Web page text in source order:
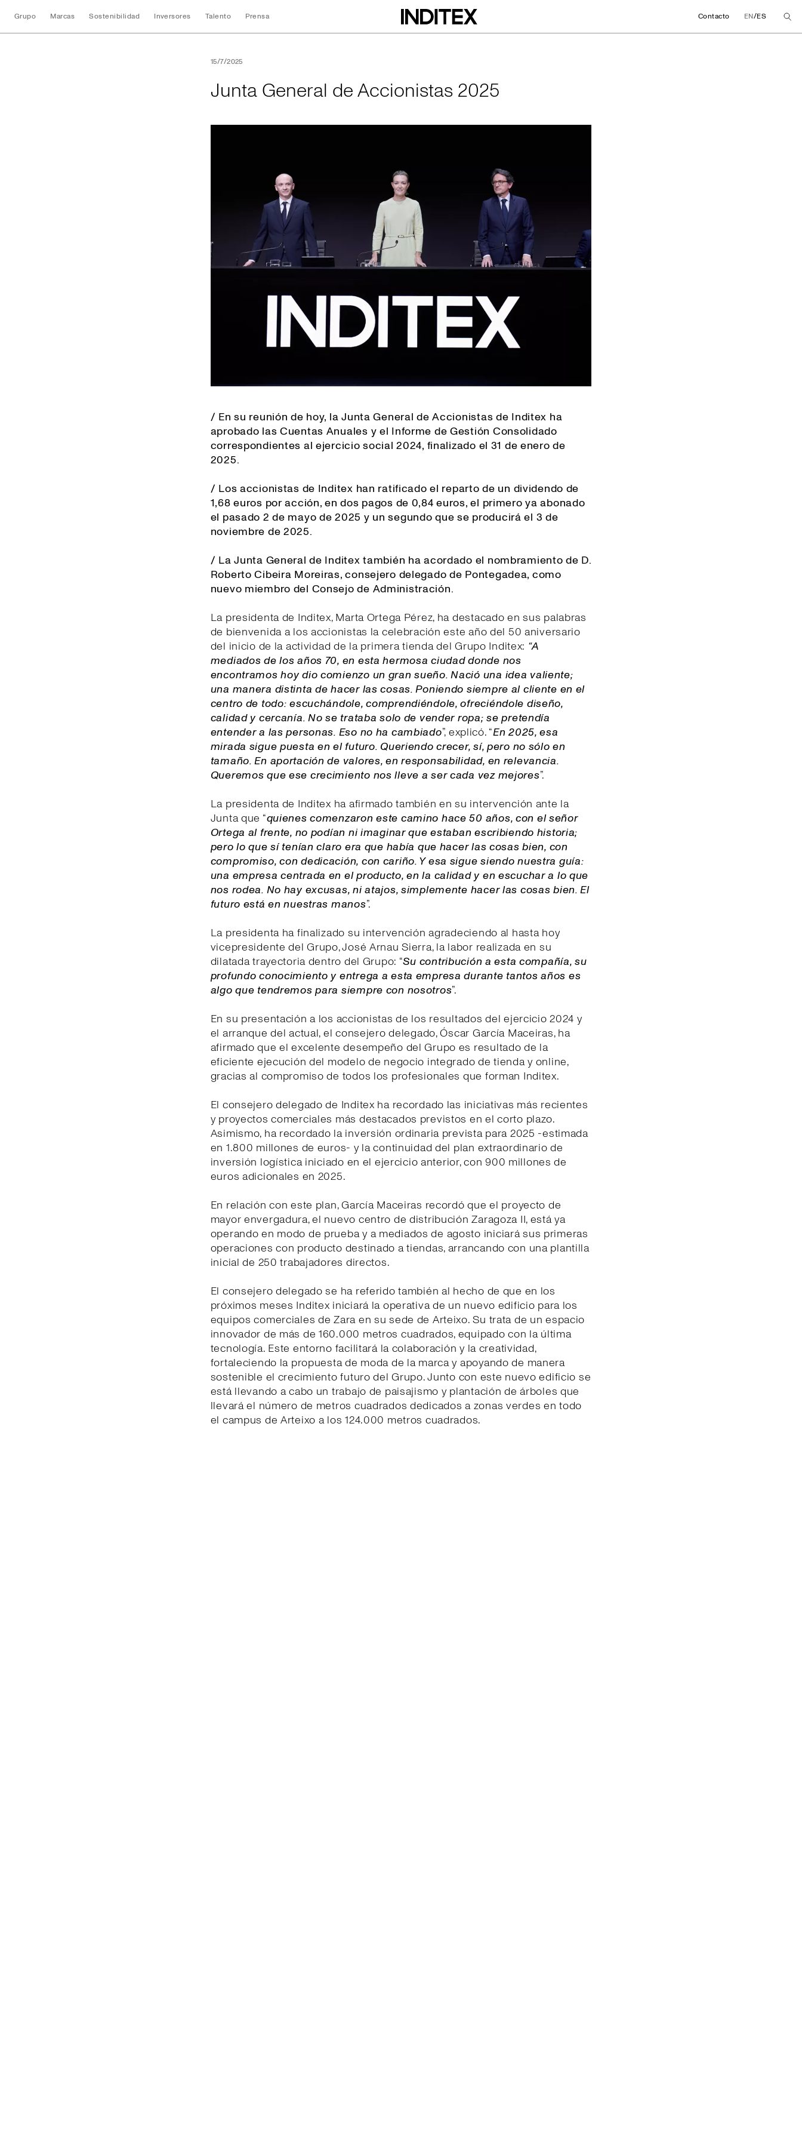
Grupo Marcas Sostenibilidad Inversores Talento Prensa Contacto EN/ES
Junta General de Accionistas 2025
15/7/2025
Junta General de Accionistas 2025
/ En su reunión de hoy, la Junta General de Accionistas de Inditex ha
aprobado las Cuentas Anuales y el Informe de Gestión Consolidado
correspondientes al ejercicio social 2024, finalizado el 31 de enero de
2025.
/ Los accionistas de Inditex han ratificado el reparto de un dividendo de
1,68 euros por acción, en dos pagos de 0,84 euros, el primero ya abonado
el pasado 2 de mayo de 2025 y un segundo que se producirá el 3 de
noviembre de 2025.
/ La Junta General de Inditex también ha acordado el nombramiento de D.
Roberto Cibeira Moreiras, consejero delegado de Pontegadea, como
nuevo miembro del Consejo de Administración.
La presidenta de Inditex, Marta Ortega Pérez, ha destacado en sus palabras
de bienvenida a los accionistas la celebración este año del 50 aniversario
del inicio de la actividad de la primera tienda del Grupo Inditex: “A
mediados de los años 70, en esta hermosa ciudad donde nos
encontramos hoy dio comienzo un gran sueño. Nació una idea valiente;
una manera distinta de hacer las cosas. Poniendo siempre al cliente en el
centro de todo: escuchándole, comprendiéndole, ofreciéndole diseño,
calidad y cercanía. No se trataba solo de vender ropa; se pretendía
entender a las personas. Eso no ha cambiado”, explicó. “En 2025, esa
mirada sigue puesta en el futuro. Queriendo crecer, sí, pero no sólo en
tamaño. En aportación de valores, en responsabilidad, en relevancia.
Queremos que ese crecimiento nos lleve a ser cada vez mejores”.
La presidenta de Inditex ha afirmado también en su intervención ante la
Junta que “quienes comenzaron este camino hace 50 años, con el señor
Ortega al frente, no podían ni imaginar que estaban escribiendo historia;
pero lo que sí tenían claro era que había que hacer las cosas bien, con
compromiso, con dedicación, con cariño. Y esa sigue siendo nuestra guía:
una empresa centrada en el producto, en la calidad y en escuchar a lo que
nos rodea. No hay excusas, ni atajos, simplemente hacer las cosas bien. El
futuro está en nuestras manos”.
La presidenta ha finalizado su intervención agradeciendo al hasta hoy
vicepresidente del Grupo, José Arnau Sierra, la labor realizada en su
dilatada trayectoria dentro del Grupo: “Su contribución a esta compañía, su
profundo conocimiento y entrega a esta empresa durante tantos años es
algo que tendremos para siempre con nosotros”.
En su presentación a los accionistas de los resultados del ejercicio 2024 y
el arranque del actual, el consejero delegado, Óscar García Maceiras, ha
afirmado que el excelente desempeño del Grupo es resultado de la
eficiente ejecución del modelo de negocio integrado de tienda y online,
gracias al compromiso de todos los profesionales que forman Inditex.
El consejero delegado de Inditex ha recordado las iniciativas más recientes
y proyectos comerciales más destacados previstos en el corto plazo.
Asimismo, ha recordado la inversión ordinaria prevista para 2025 -estimada
en 1.800 millones de euros- y la continuidad del plan extraordinario de
inversión logística iniciado en el ejercicio anterior, con 900 millones de
euros adicionales en 2025.
En relación con este plan, García Maceiras recordó que el proyecto de
mayor envergadura, el nuevo centro de distribución Zaragoza II, está ya
operando en modo de prueba y a mediados de agosto iniciará sus primeras
operaciones con producto destinado a tiendas, arrancando con una plantilla
inicial de 250 trabajadores directos.
El consejero delegado se ha referido también al hecho de que en los
próximos meses Inditex iniciará la operativa de un nuevo edificio para los
equipos comerciales de Zara en su sede de Arteixo. Su trata de un espacio
innovador de más de 160.000 metros cuadrados, equipado con la última
tecnología. Este entorno facilitará la colaboración y la creatividad,
fortaleciendo la propuesta de moda de la marca y apoyando de manera
sostenible el crecimiento futuro del Grupo. Junto con este nuevo edificio se
está llevando a cabo un trabajo de paisajismo y plantación de árboles que
llevará el número de metros cuadrados dedicados a zonas verdes en todo
el campus de Arteixo a los 124.000 metros cuadrados.